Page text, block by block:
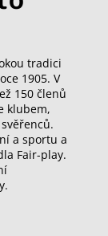
tradici
1905. V
150 členů
klubem,
a sportu a
Fair-play.